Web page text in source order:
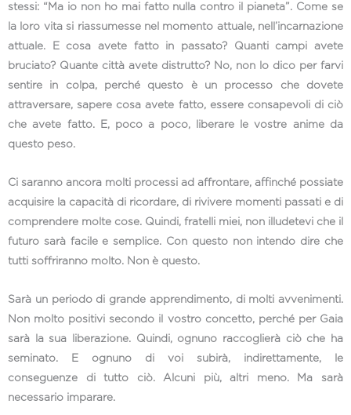
stessi: “Ma io non ho mai fatto nulla contro il pianeta”. Come se
la loro vita si riassumesse nel momento attuale, nell’incarnazione
attuale. E cosa avete fatto in passato? Quanti campi avete
bruciato? Quante città avete distrutto? No, non lo dico per farvi
sentire in colpa, perché questo è un processo che dovete
attraversare, sapere cosa avete fatto, essere consapevoli di ciò
che avete fatto. E, poco a poco, liberare le vostre anime da
questo peso.
Ci saranno ancora molti processi ad affrontare, affinché possiate
acquisire la capacità di ricordare, di rivivere momenti passati e di
comprendere molte cose. Quindi, fratelli miei, non illudetevi che il
futuro sarà facile e semplice. Con questo non intendo dire che
tutti soffriranno molto. Non è questo.
Sarà un periodo di grande apprendimento, di molti avvenimenti.
Non molto positivi secondo il vostro concetto, perché per Gaia
sarà la sua liberazione. Quindi, ognuno raccoglierà ciò che ha
seminato. E ognuno di voi subirà, indirettamente, le
conseguenze di tutto ciò. Alcuni più, altri meno. Ma sarà
necessario imparare.